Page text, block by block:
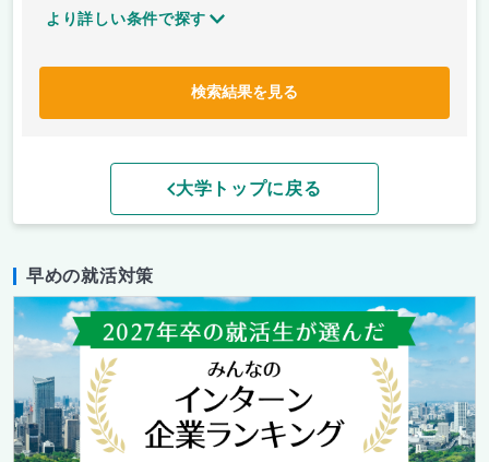
より詳しい条件で探す
検索結果を見る
大学トップに戻る
早めの就活対策